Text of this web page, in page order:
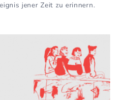
jener Zeit zu erinnern.